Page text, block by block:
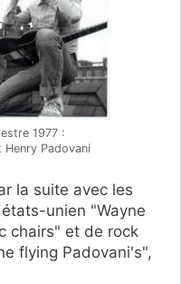
1977 :
Padovani
la suite avec les
unien "Wayne
chairs" et de rock
flying Padovani's",